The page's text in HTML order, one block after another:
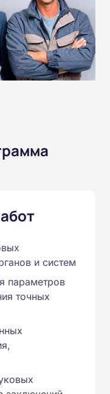
и систем
параметров
точных